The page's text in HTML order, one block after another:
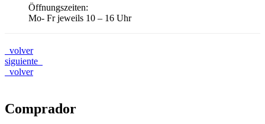
Öffnungszeiten:
Mo- Fr jeweils 10 – 16 Uhr
volver
siguiente
volver
Comprador